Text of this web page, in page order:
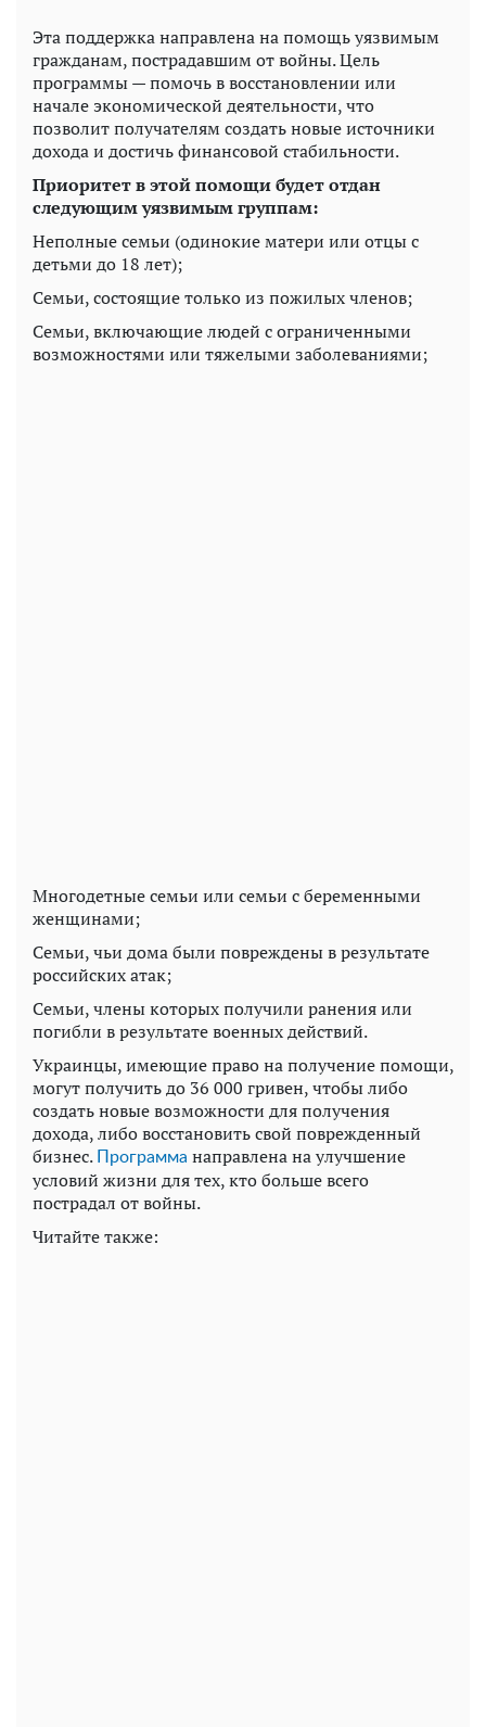
Эта поддержка направлена ​​на помощь уязвимым
гражданам, пострадавшим от войны. Цель
программы — помочь в восстановлении или
начале экономической деятельности, что
позволит получателям создать новые источники
дохода и достичь финансовой стабильности.
Приоритет в этой помощи будет отдан
следующим уязвимым группам:
Неполные семьи (одинокие матери или отцы с
детьми до 18 лет);
Семьи, состоящие только из пожилых членов;
Семьи, включающие людей с ограниченными
возможностями или тяжелыми заболеваниями;
Многодетные семьи или семьи с беременными
женщинами;
Семьи, чьи дома были повреждены в результате
российских атак;
Семьи, члены которых получили ранения или
погибли в результате военных действий.
Украинцы, имеющие право на получение помощи,
могут получить до 36 000 гривен, чтобы либо
создать новые возможности для получения
дохода, либо восстановить свой поврежденный
бизнес.
Программа направлена ​​на улучшение
условий жизни для тех, кто больше всего
пострадал от войны.
Читайте также: